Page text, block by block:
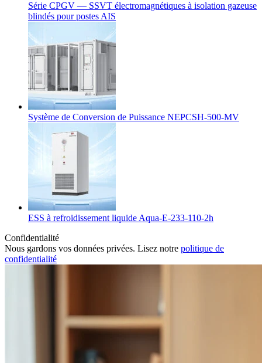
Série CPGV — SSVT électromagnétiques à isolation gazeuse
blindés pour postes AIS
Système de Conversion de Puissance NEPCSH-500-MV
ESS à refroidissement liquide Aqua-E-233-110-2h
Confidentialité
Nous gardons vos données privées. Lisez notre politique de
confidentialité